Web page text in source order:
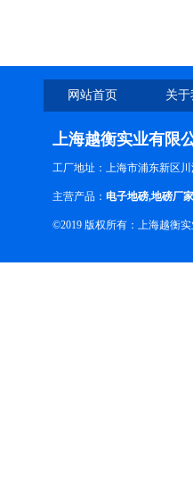
网站首页 关
上海越衡实业有限
工厂地址：上海市浦东新区川
主营产品： 电子地磅,地磅厂家
©2019 版权所有：上海越衡